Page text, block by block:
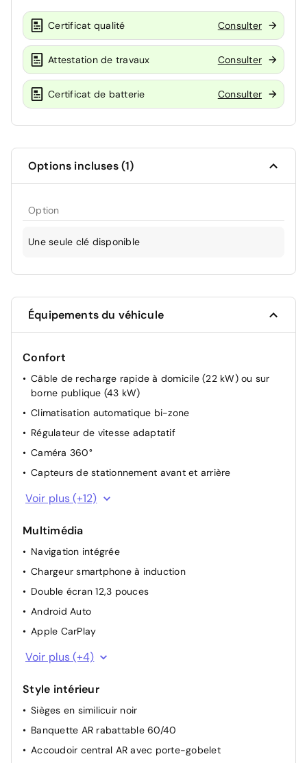
Certificat qualité Consulter
Attestation de travaux Consulter
Certificat de batterie Consulter
Options incluses (1)
Option
Une seule clé disponible
Équipements du véhicule
Confort
Câble de recharge rapide à domicile (22 kW) ou sur
borne publique (43 kW)
Climatisation automatique bi-zone
Régulateur de vitesse adaptatif
Caméra 360°
Capteurs de stationnement avant et arrière
Caméra de recul
Rétroviseurs extérieurs à rabattement automatique
Vitres électriques AV/AR à impulsion
Siège conducteur réglable électriquement 6 directions
Sièges avant chauffants
Accès et démarrage sans clé
Sélection des modes de conduite
Aide au démarrage en côte
Frein de parking électronique (EPB)
Câble de recharge pour prise domestique
Voir plus (+12)
Multimédia
Navigation intégrée
Chargeur smartphone à induction
Double écran 12,3 pouces
Android Auto
Apple CarPlay
Systèmes connectés iSMART
4 ports USB (2 AV + 2 AR)
Radio AM/FM/DAB+
Voir plus (+4)
Style intérieur
Sièges en similicuir noir
Banquette AR rabattable 60/40
Accoudoir central AR avec porte-gobelet